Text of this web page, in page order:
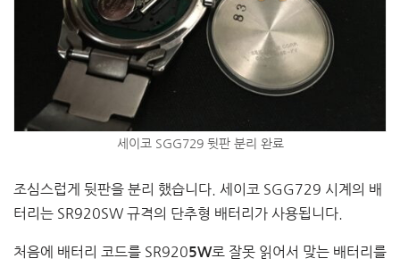
세이코 SGG729 뒷판 분리 완료
조심스럽게 뒷판을 분리 했습니다. 세이코 SGG729 시계의 배
터리는 SR920SW 규격의 단추형 배터리가 사용됩니다.
처음에 배터리 코드를 SR9205W로 잘못 읽어서 맞는 배터리를